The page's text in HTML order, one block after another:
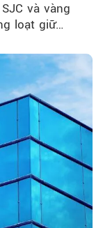
và vàng
loạt giữ